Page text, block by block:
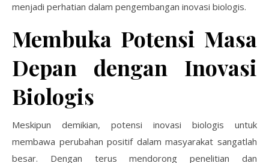
menjadi perhatian dalam pengembangan inovasi biologis.
Membuka Potensi Masa
Depan dengan Inovasi
Biologis
Meskipun demikian, potensi inovasi biologis untuk
membawa perubahan positif dalam masyarakat sangatlah
besar. Dengan terus mendorong penelitian dan